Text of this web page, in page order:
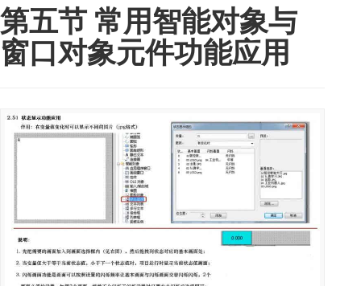
第五节 常用智能对象与
窗口对象元件功能应用